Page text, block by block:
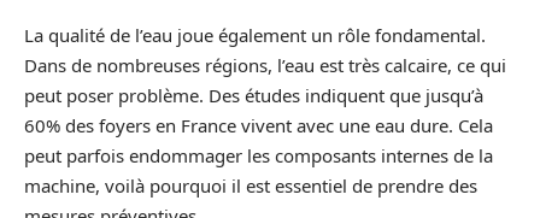
La qualité de l’eau joue également un rôle fondamental.
Dans de nombreuses régions, l’eau est très calcaire, ce qui
peut poser problème. Des études indiquent que jusqu’à
60% des foyers en France vivent avec une eau dure. Cela
peut parfois endommager les composants internes de la
machine, voilà pourquoi il est essentiel de prendre des